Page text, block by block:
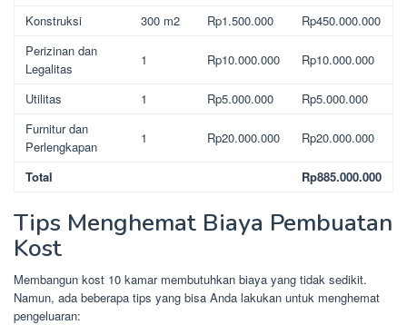
Konstruksi
300 m2 Rp1.500.000
Rp450.000.000
Perizinan dan
Legalitas
1 Rp10.000.000 Rp10.000.000
Utilitas 1 Rp5.000.000
Rp5.000.000
Furnitur dan
Perlengkapan
1 Rp20.000.000 Rp20.000.000
Total Rp885.000.000
Tips Menghemat Biaya Pembuatan
Kost
Membangun kost 10 kamar membutuhkan biaya yang tidak sedikit.
Namun, ada beberapa tips yang bisa Anda lakukan untuk menghemat
pengeluaran: